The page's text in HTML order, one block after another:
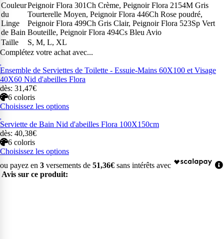
Couleur
du
Linge
de Bain
Peignoir Flora 301Ch Crème, Peignoir Flora 2154M Gris
Tourterelle Moyen, Peignoir Flora 446Ch Rose poudré,
Peignoir Flora 499Ch Gris Clair, Peignoir Flora 523Sp Vert
Bouteille, Peignoir Flora 494Cs Bleu Avio
Taille
S, M, L, XL
Complétez votre achat avec...
Ensemble de Serviettes de Toilette - Essuie-Mains 60X100 et Visage
40X60 Nid d'abeilles Flora
dès: 31,47€
6 coloris
Choisissez les options
Serviette de Bain Nid d'abeilles Flora 100X150cm
dès: 40,38€
6 coloris
Choisissez les options
ou payez en 3 versements de 51,36€ sans intérêts avec
Avis sur ce produit: